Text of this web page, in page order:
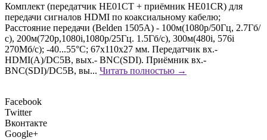
Комплект (передатчик HE01CT + приёмник HE01CR) для
передачи сигналов HDMI по коаксиальному кабелю;
Расстояние передачи (Belden 1505A) - 100м(1080p/50Гц, 2.7Гб/
с), 200м(720p,1080i,1080p/25Гц. 1.5Гб/с), 300м(480i, 576i
270Мб/с); -40...55°С; 67x110x27 мм. Передатчик вх.-
HDMI(A)/DC5В, вых.- BNC(SDI). Приёмник вх.-
BNC(SDI)/DC5В, вы... Читать полностью →
Facebook
Twitter
Вконтакте
Google+